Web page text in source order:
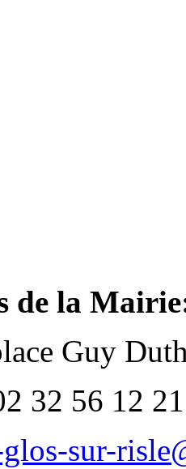
de la
Guy
32 56 12 21
sur-